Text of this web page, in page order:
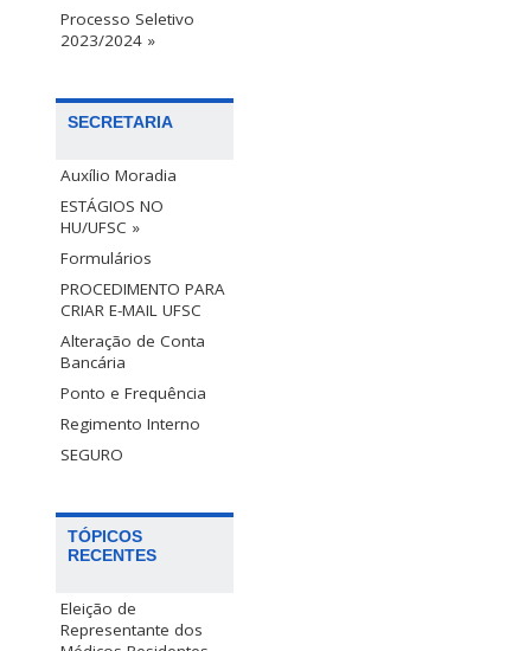
Processo Seletivo
2023/2024 »
SECRETARIA
Auxílio Moradia
ESTÁGIOS NO
HU/UFSC »
Formulários
PROCEDIMENTO PARA
CRIAR E-MAIL UFSC
Alteração de Conta
Bancária
Ponto e Frequência
Regimento Interno
SEGURO
TÓPICOS
RECENTES
Eleição de
Representante dos